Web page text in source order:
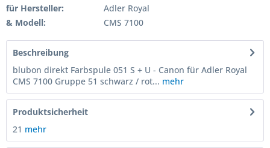
für Hersteller:
Adler Royal
& Modell:
CMS 7100
Beschreibung
blubon direkt Farbspule 051 S + U - Canon für Adler Royal
CMS 7100 Gruppe 51 schwarz / rot... mehr
Produktsicherheit
21 mehr